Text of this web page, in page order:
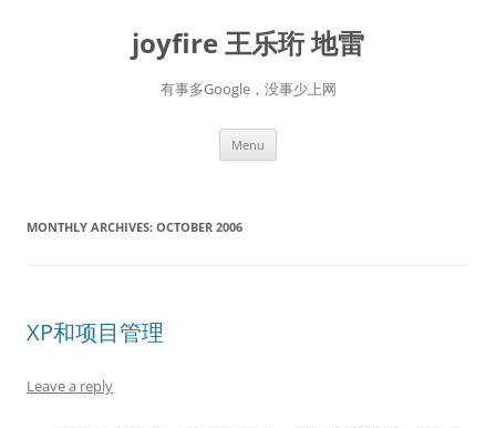
joyfire 王乐珩 地雷
有事多Google，没事少上网
Menu
MONTHLY ARCHIVES: OCTOBER 2006
XP和项目管理
Leave a reply